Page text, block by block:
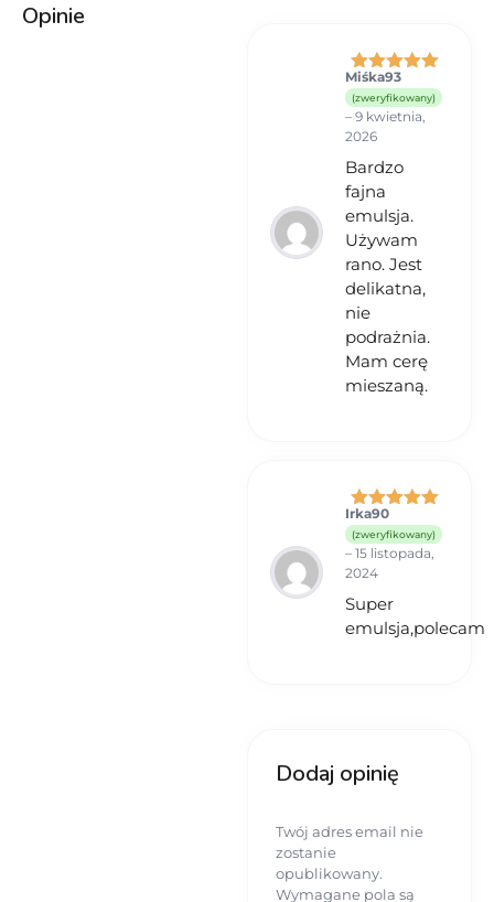
dzieci. 6) Przeciwwskazania –
uczulenie na którykolwiek ze
składników produktu.
Opinie
Oceniono
na 5
Miśka93
(zweryfikowany)
– 9 kwietnia,
2026
Bardzo
fajna
emulsja.
Używam
rano. Jest
delikatna,
nie
podrażnia.
Mam cerę
mieszaną.
Oceniono
na 5
Irka90
(zweryfikowany)
– 15 listopada,
2024
Super
emulsja,polecam
Dodaj opinię
Twój adres email nie
zostanie
opublikowany.
Wymagane pola są